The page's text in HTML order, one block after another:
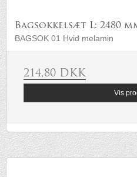
Bagsokkelsæt L: 2480
BAGSOK 01 Hvid melamin
214,80 DKK
Vis